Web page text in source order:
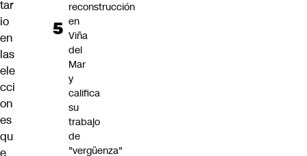
tar
io
en
las
ele
cci
on
es
qu
e
reconstrucción
en
Viña
del
Mar
y
califica
su
trabajo
de
"vergüenza"